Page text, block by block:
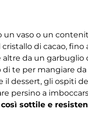
un vaso o un
di cacao, fino
da un garbuglio
di te per mangiare
il dessert, gli ospiti
persino a
sottile e